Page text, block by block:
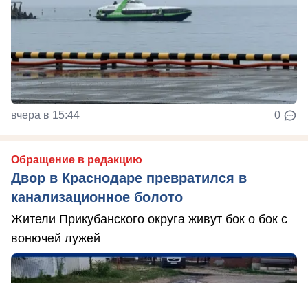
вчера в 15:44 0
Обращение в редакцию
Двор в Краснодаре превратился в
канализационное болото
Жители Прикубанского округа живут бок о бок с
вонючей лужей